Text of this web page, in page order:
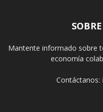
Mantente informado sobre
economía
Contáctanos: